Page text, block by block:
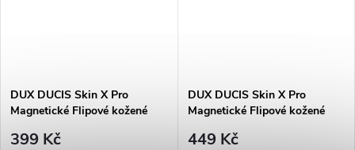
DUX DUCIS Skin X Pro
Magnetické Flipové kožené
Max Black
399 Kč
DUX DUCIS Skin X Pro
Magnetické Flipové kožené
Max Blue
449 Kč